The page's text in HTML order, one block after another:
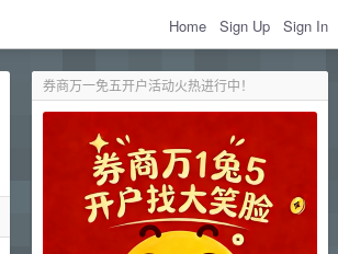
Home Sign Up Sign In
券商万一免五开户活动火热进行中！